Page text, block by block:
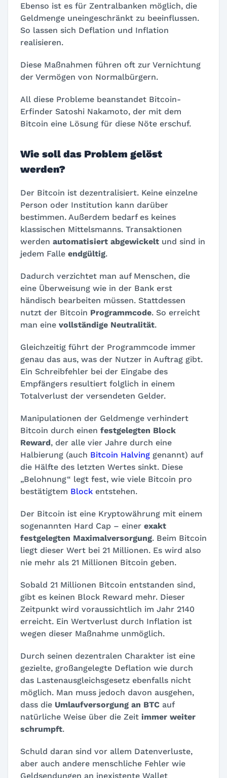
Ebenso ist es für Zentralbanken möglich, die
Geldmenge uneingeschränkt zu beeinflussen.
So lassen sich Deflation und Inflation
realisieren.
Diese Maßnahmen führen oft zur Vernichtung
der Vermögen von Normalbürgern.
All diese Probleme beanstandet Bitcoin-
Erfinder Satoshi Nakamoto, der mit dem
Bitcoin eine Lösung für diese Nöte erschuf.
Wie soll das Problem gelöst
werden?
Der Bitcoin ist dezentralisiert. Keine einzelne
Person oder Institution kann darüber
bestimmen. Außerdem bedarf es keines
klassischen Mittelsmanns. Transaktionen
werden automatisiert abgewickelt und sind in
jedem Falle endgültig.
Dadurch verzichtet man auf Menschen, die
eine Überweisung wie in der Bank erst
händisch bearbeiten müssen. Stattdessen
nutzt der Bitcoin Programmcode. So erreicht
man eine vollständige Neutralität.
Gleichzeitig führt der Programmcode immer
genau das aus, was der Nutzer in Auftrag gibt.
Ein Schreibfehler bei der Eingabe des
Empfängers resultiert folglich in einem
Totalverlust der versendeten Gelder.
Manipulationen der Geldmenge verhindert
Bitcoin durch einen festgelegten Block
Reward, der alle vier Jahre durch eine
Halbierung (auch Bitcoin Halving genannt) auf
die Hälfte des letzten Wertes sinkt. Diese
„Belohnung“ legt fest, wie viele Bitcoin pro
bestätigtem Block entstehen.
Der Bitcoin ist eine Kryptowährung mit einem
sogenannten Hard Cap – einer exakt
festgelegten Maximalversorgung. Beim Bitcoin
liegt dieser Wert bei 21 Millionen. Es wird also
nie mehr als 21 Millionen Bitcoin geben.
Sobald 21 Millionen Bitcoin entstanden sind,
gibt es keinen Block Reward mehr. Dieser
Zeitpunkt wird voraussichtlich im Jahr 2140
erreicht. Ein Wertverlust durch Inflation ist
wegen dieser Maßnahme unmöglich.
Durch seinen dezentralen Charakter ist eine
gezielte, großangelegte Deflation wie durch
das Lastenausgleichsgesetz ebenfalls nicht
möglich. Man muss jedoch davon ausgehen,
dass die Umlaufversorgung an BTC auf
natürliche Weise über die Zeit immer weiter
schrumpft.
Schuld daran sind vor allem Datenverluste,
aber auch andere menschliche Fehler wie
Geldsendungen an inexistente Wallet